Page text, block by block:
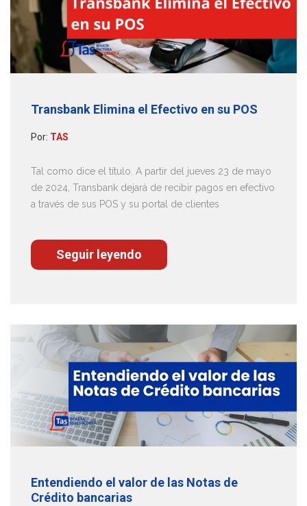
Transbank Elimina el Efectivo en su POS
Por: TAS
Tal como dice el título. A partir del jueves 23 de mayo
de 2024, Transbank dejará de recibir pagos en efectivo
a través de sus POS y su portal de clientes
Seguir leyendo
Entendiendo el valor de las Notas de
Crédito bancarias